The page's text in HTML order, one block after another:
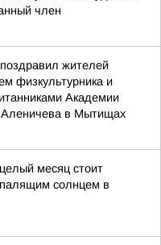
член
жителей
физкультурника и
Академии
в Мытищах
месяц стоит
солнцем в